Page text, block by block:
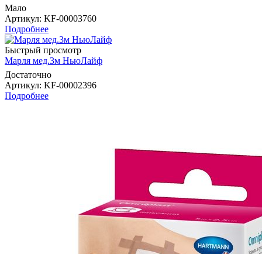
Мало
Артикул: KF-00003760
Подробнее
Быстрый просмотр
Марля мед.3м НьюЛайф
Достаточно
Артикул: KF-00002396
Подробнее